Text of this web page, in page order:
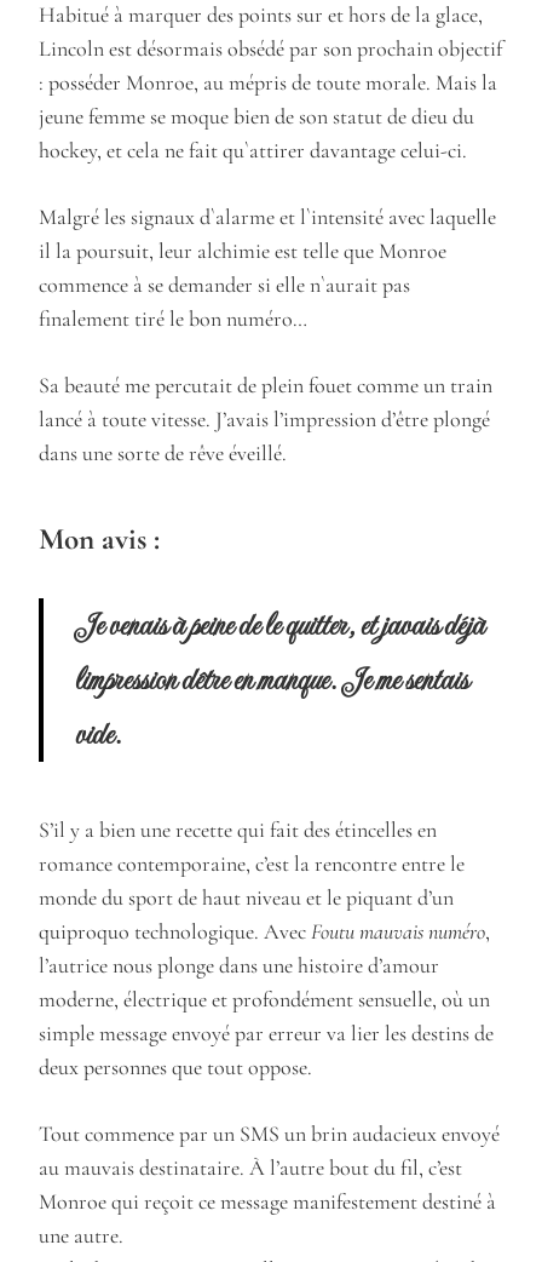
Habitué à marquer des points sur et hors de la glace,
Lincoln est désormais obsédé par son prochain objectif
: posséder Monroe, au mépris de toute morale. Mais la
jeune femme se moque bien de son statut de dieu du
hockey, et cela ne fait qu`attirer davantage celui-ci.
Malgré les signaux d`alarme et l`intensité avec laquelle
il la poursuit, leur alchimie est telle que Monroe
commence à se demander si elle n`aurait pas
finalement tiré le bon numéro…
Sa beauté me percutait de plein fouet comme un train
lancé à toute vitesse. J’avais l’impression d’être plongé
dans une sorte de rêve éveillé.
Mon avis :
Je venais à peine de le quitter, et javais déjà
limpression dêtre en manque. Je me sentais
vide.
S’il y a bien une recette qui fait des étincelles en
romance contemporaine, c’est la rencontre entre le
monde du sport de haut niveau et le piquant d’un
quiproquo technologique. AvecFoutu mauvais numéro,
l’autrice nous plonge dans une histoire d’amour
moderne, électrique et profondément sensuelle, où un
simple message envoyé par erreur va lier les destins de
deux personnes que tout oppose.
Tout commence par un SMS un brin audacieux envoyé
au mauvais destinataire. À l’autre bout du fil, c’est
Monroe qui reçoit ce message manifestement destiné à
une autre.